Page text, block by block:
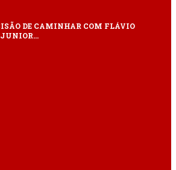
DE CAMINHAR COM FLÁVIO
JUNIOR…